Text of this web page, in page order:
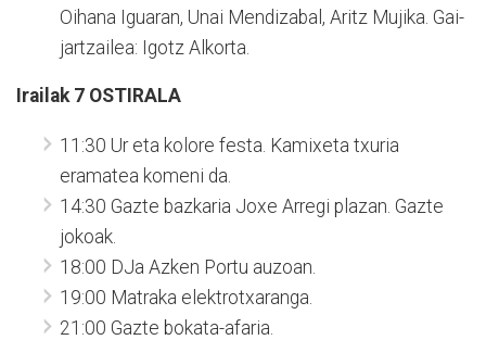
Oihana Iguaran, Unai Mendizabal, Aritz Mujika. Gai-
jartzailea: Igotz Alkorta.
Irailak 7 OSTIRALA
11:30 Ur eta kolore festa. Kamixeta txuria
eramatea komeni da.
14:30 Gazte bazkaria Joxe Arregi plazan. Gazte
jokoak.
18:00 DJa Azken Portu auzoan.
19:00 Matraka elektrotxaranga.
21:00 Gazte bokata-afaria.